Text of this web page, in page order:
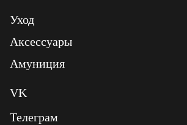
Уход
Аксессуары
Амуниция
VK
Телеграм